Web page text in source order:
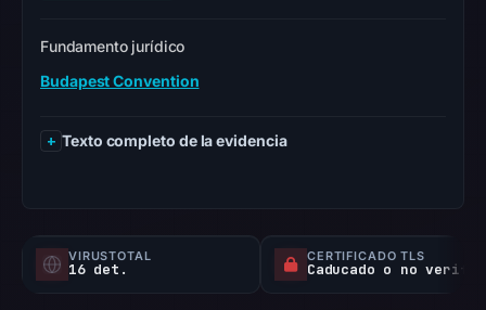
Fundamento jurídico
Budapest Convention
Texto completo de la evidencia
VIRUSTOTAL
16 det.
CERTIFICADO TLS